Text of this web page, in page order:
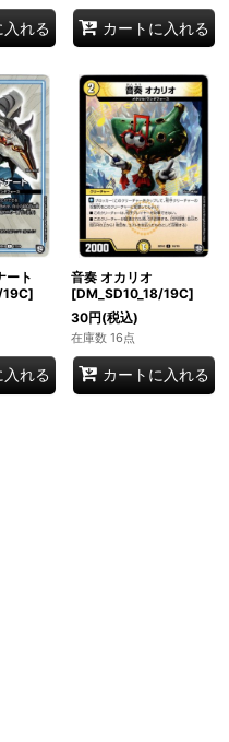
れる カートに入れる
ート
19C]
れる
音奏 オカリオ
[DM_SD10_18/19C]
30円(税込)
在庫数 16点
カートに入れる